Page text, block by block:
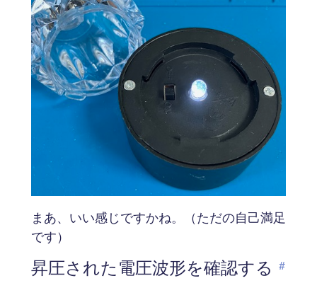
まあ、いい感じですかね。（ただの自己満足
です）
昇圧された電圧波形を確認する #